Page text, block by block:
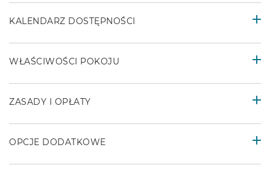
KALENDARZ DOSTĘPNOŚCI
WŁAŚCIWOŚCI POKOJU
ZASADY I OPŁATY
OPCJE DODATKOWE